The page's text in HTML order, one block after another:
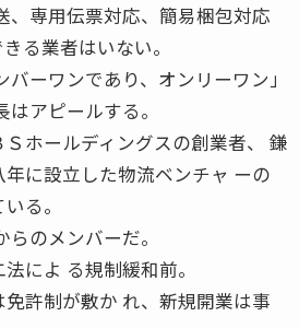
、専用伝票対応、簡易梱包対応
る業者はいない。
ーワンであり、オンリーワン」
アピールする。
ホールディングスの創業者、 鎌
に設立した物流ベンチャ ーの
る。
のメンバーだ。
によ る規制緩和前。
免許制が敷か れ、新規開業は事